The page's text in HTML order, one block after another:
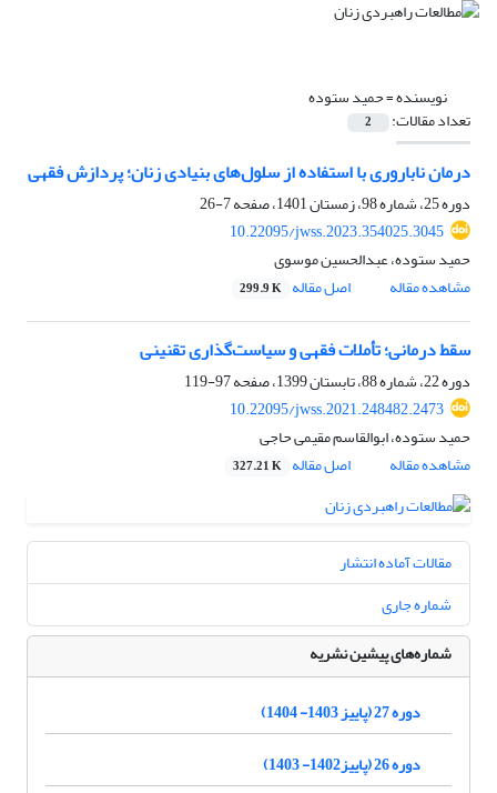
نویسنده =حمید ستوده
تعداد مقالات: 2
درمان ناباروری با استفاده از سلول‌های بنیادی زنان؛ پردازش فقهی
دوره 25، شماره 98، زمستان 1401، صفحه
7-26
10.22095/jwss.2023.354025.3045
حمید ستوده، عبدالحسین موسوی
مشاهده مقاله
اصل مقاله 299.9 K
سقط درمانی؛ تأملات فقهی و سیاست‌گذاری تقنینی
دوره 22، شماره 88، تابستان 1399، صفحه
97-119
10.22095/jwss.2021.248482.2473
حمید ستوده، ابوالقاسم مقیمی حاجی
مشاهده مقاله
اصل مقاله 327.21 K
مقالات آماده انتشار
شماره جاری
شماره‌های پیشین نشریه
دوره 27 (پاییز 1403- 1404)
دوره 26 (پاییز1402- 1403)